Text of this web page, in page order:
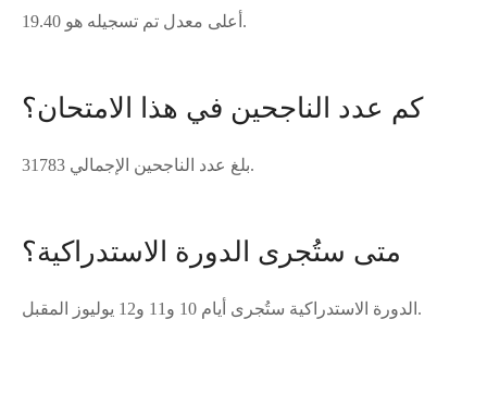
أعلى معدل تم تسجيله هو 19.40.
كم عدد الناجحين في هذا الامتحان؟
بلغ عدد الناجحين الإجمالي 31783.
متى ستُجرى الدورة الاستدراكية؟
الدورة الاستدراكية ستُجرى أيام 10 و11 و12 يوليوز المقبل.